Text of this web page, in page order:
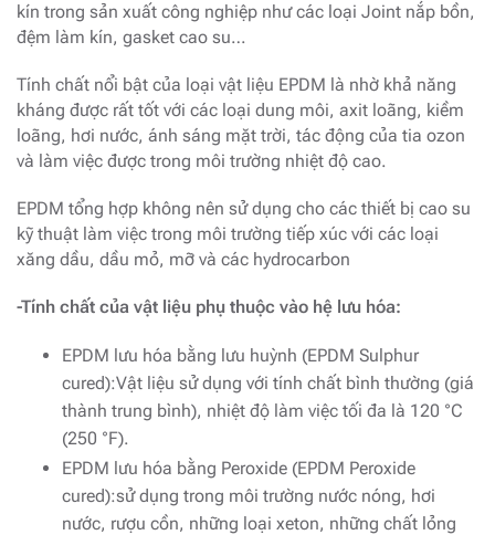
kín trong sản xuất công nghiệp như các loại Joint nắp bồn,
đệm làm kín, gasket cao su…
Tính chất nổi bật của loại vật liệu EPDM là nhờ khả năng
kháng được rất tốt với các loại dung môi, axit loãng, kiềm
loãng, hơi nước, ánh sáng mặt trời, tác động của tia ozon
và làm việc được trong môi trường nhiệt độ cao.
EPDM tổng hợp không nên sử dụng cho các thiết bị cao su
kỹ thuật làm việc trong môi trường tiếp xúc với các loại
xăng dầu, dầu mỏ, mỡ và các hydrocarbon
-Tính chất của vật liệu phụ thuộc vào hệ lưu hóa:
EPDM lưu hóa bằng lưu huỳnh (EPDM Sulphur
cured):Vật liệu sử dụng với tính chất bình thường (giá
thành trung bình), nhiệt độ làm việc tối đa là 120 °C
(250 °F).
EPDM lưu hóa bằng Peroxide (EPDM Peroxide
cured):sử dụng trong môi trường nước nóng, hơi
nước, rượu cồn, những loại xeton, những chất lỏng